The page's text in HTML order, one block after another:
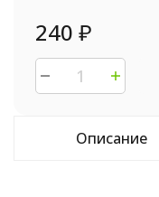
240 ₽
Описание